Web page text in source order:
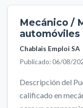
Mecánico /
automóviles
Chablais Emploi SA
Publicado: 06/08/
Descripción del
calificado en